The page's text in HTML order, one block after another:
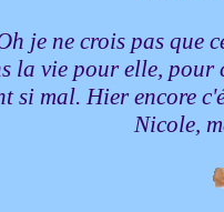
je ne crois pas que
la vie pour elle, pour
si mal. Hier encore
Nicole,